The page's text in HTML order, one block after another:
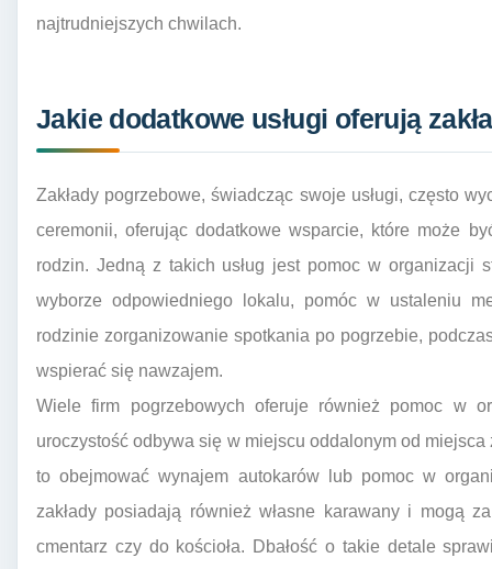
najtrudniejszych chwilach.
Jakie dodatkowe usługi oferują
Zakłady pogrzebowe, świadcząc swoje usługi, często
ceremonii, oferując dodatkowe wsparcie, które może
rodzin. Jedną z takich usług jest pomoc w organizacji
wyborze odpowiedniego lokalu, pomóc w ustaleniu
rodzinie zorganizowanie spotkania po pogrzebie,
wspierać się nawzajem.
Wiele firm pogrzebowych oferuje również pomoc w
uroczystość odbywa się w miejscu oddalonym od
to obejmować wynajem autokarów lub pomoc w
zakłady posiadają również własne karawany i mogą
cmentarz czy do kościoła. Dbałość o takie detale